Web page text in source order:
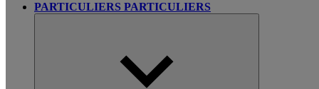
PARTICULIERS PARTICULIERS